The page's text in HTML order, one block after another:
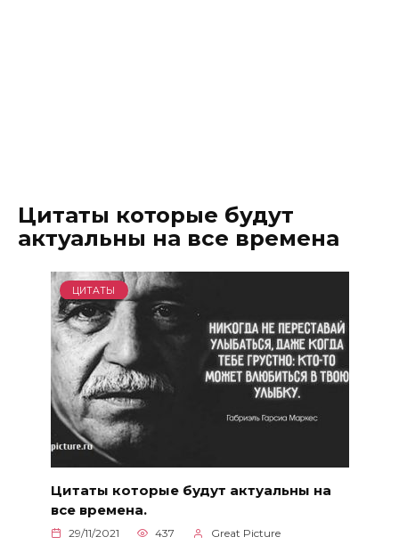
Цитаты которые будут
актуальны на все времена
ЦИТАТЫ
Цитаты которые будут актуальны на
все времена.
29/11/2021 437 Great Picture